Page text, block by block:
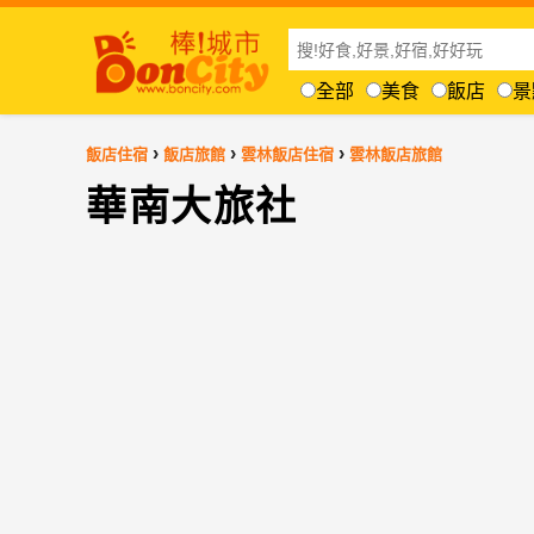
全部 美食 飯店
飯店住宿 › 飯店旅館 › 雲林飯店住宿 › 雲林飯店旅館
華南大旅社